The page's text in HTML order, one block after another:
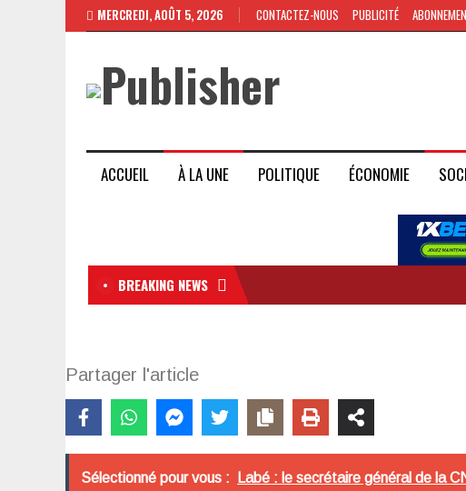
MERCREDI, AOÛT 5, 2026 CONTACTEZ-NOUS PUBLICITÉ
ACCUEIL À LA UNE POLITIQUE ÉCONOMIE
BREAKING NEWS
Partager l'article
Sélectionné pour vous : Labé : le secrétaire général de la